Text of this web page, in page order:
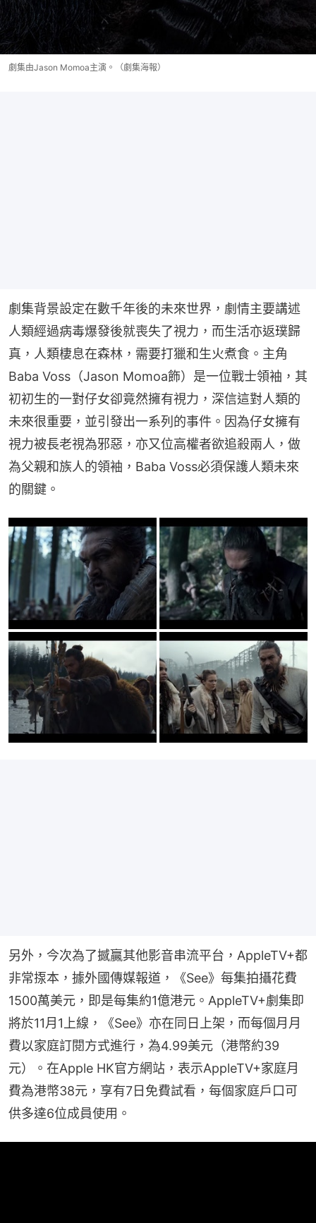
劇集由Jason Momoa主演。（劇集海報）
劇集背景設定在數千年後的未來世界，劇情主要講述
人類經過病毒爆發後就喪失了視力，而生活亦返璞歸
真，人類棲息在森林，需要打獵和生火煮食。主角
Baba Voss（Jason Momoa飾）是一位戰士領袖，其
初初生的一對仔女卻竟然擁有視力，深信這對人類的
未來很重要，並引發出一系列的事件。因為仔女擁有
視力被長老視為邪惡，亦又位高權者欲追殺兩人，做
為父親和族人的領袖，Baba Voss必須保護人類未來
的關鍵。
另外，今次為了撼贏其他影音串流平台，AppleTV+都
非常揼本，據外國傳媒報道，《See》每集拍攝花費
1500萬美元，即是每集約1億港元。AppleTV+劇集即
將於11月1上線，《See》亦在同日上架，而每個月月
費以家庭訂閱方式進行，為4.99美元（港幣約39
元）。在Apple HK官方網站，表示AppleTV+家庭月
費為港幣38元，享有7日免費試看，每個家庭戶口可
供多達6位成員使用。